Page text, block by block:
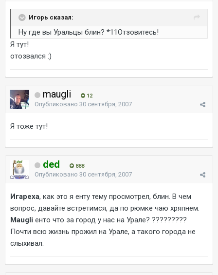
Игорь сказал:
Ну где вы Уральцы блин? *11Отзовитесь!
Я тут!
отозвался :)
maugli 12
Опубликовано 30 сентября, 2007
Я тоже тут!
ded 888
Опубликовано 30 сентября, 2007
Игареха, как это я енту тему просмотрел, блин. В чем
вопрос, давайте встретимся, да по рюмке чаю хряпнем.
Maugli енто что за город у нас на Урале? ?????????
Почти всю жизнь прожил на Урале, а такого города не
слыхивал.